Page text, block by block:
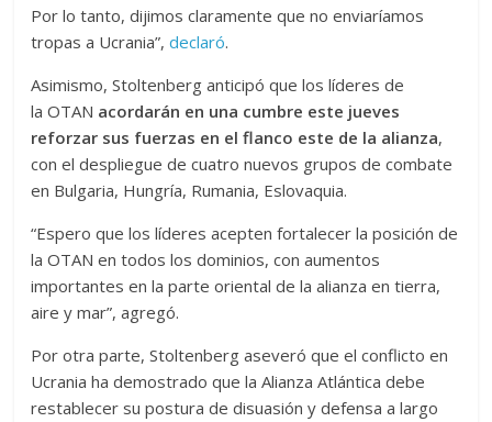
Por lo tanto, dijimos claramente que no enviaríamos
tropas a Ucrania”,declaró.
Asimismo, Stoltenberg anticipó que los líderes de
la OTAN acordarán en una cumbre este jueves
reforzar sus fuerzas en el flanco este de la alianza,
con el despliegue de cuatro nuevos grupos de combate
en Bulgaria, Hungría, Rumania, Eslovaquia.
“Espero que los líderes acepten fortalecer la posición de
la OTAN en todos los dominios, con aumentos
importantes en la parte oriental de la alianza en tierra,
aire y mar”, agregó.
Por otra parte, Stoltenberg aseveró que el conflicto en
Ucrania ha demostrado que la Alianza Atlántica debe
restablecer su postura de disuasión y defensa a largo